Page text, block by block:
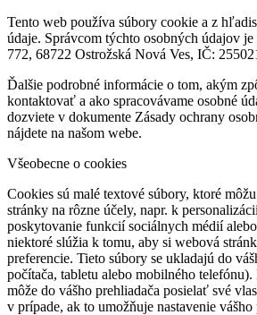
Tento web používa súbory cookie a z
údaje. Správcom týchto osobných údajov
772, 68722 Ostrožská Nová Ves, IČ:
Ďalšie podrobné informácie o tom, akým
kontaktovať a ako spracovávame osobné
dozviete v dokumente Zásady ochrany
nájdete na našom webe.
Všeobecne o cookies
Cookies sú malé textové súbory, ktoré
stránky na rôzne účely, napr. k
poskytovanie funkcií sociálnych médií
niektoré slúžia k tomu, aby si webová
preferencie. Tieto súbory se ukladajú do
počítača, tabletu alebo mobilného
môže do vášho prehliadača posielať své
v prípade, ak to umožňuje nastavenie vášho